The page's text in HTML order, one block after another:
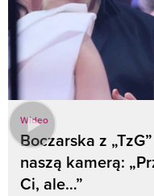
Wideo
Boczarska z
naszą kamerą:
Ci, ale…”